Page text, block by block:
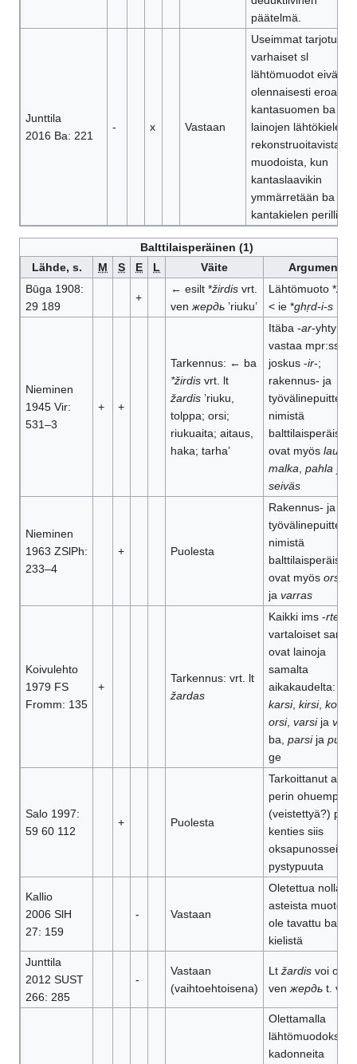
päätelmä.
Junttila
2016 Ba: 221
- x Vastaan
Useimmat tarjotut
varhaiset sl
lähtömuodot eivät
olennaisesti eroa
kantasuomen ba
lainojen lähtökieleen
rekonstruoitavista
muodoista, kun
kantaslaavikin
ymmärretään ba
kantakielen
Balttilaisperäinen (1)
Lähde, s.
M S E L Väite
Argumentit
Būga 1908:
29 189
+
← esilt *žirdisvrt.
ven жердь’riuku’
Lähtömuoto *
< ie *ghṛd-i-s
Nieminen
1945 Vir:
531–3
+ +
Tarkennus: ← ba
*žirdisvrt. lt
žardis’riuku,
tolppa; orsi;
riukuaita; aitaus,
haka; tarha’
Itäba -ar-
vastaa mpr:ssa
joskus -ir-;
rakennus- ja
työvälinepuitten
nimistä
balttilaisperäisiä
ovat myös lauta
malka pahla
seiväs
Nieminen
1963 ZSlPh:
233–4
+ Puolesta
Rakennus- ja
työvälinepuitten
nimistä
balttilaisperäisiä
ovat myös orsi
ja varras
Koivulehto
1979 FS
Fromm: 135
+
Tarkennus: vrt. lt
žardas
Kaikki ims -rte
vartaloiset sanat
ovat lainoja
samalta
aikakaudelta:
karsi, kirsi, korsi
orsi, varsija virsi
ba, parsija pursi
ge
Salo 1997:
59 60 112
+ Puolesta
Tarkoittanut alun
perin ohuempaa
(veistettyä?)
kenties siis
oksapunosseinän
pystypuuta
Kallio
2006 SlH
27: 159
- Vastaan
Oletettua nolla-
asteista muotoa
ole tavattu ba
kielistä
Junttila
2012 SUST
266: 285
-
Vastaan
(vaihtoehtoisena)
Lt žardisvoi olla
ven жердьt.
Olettamalla
lähtömuodoksi
kadonneita